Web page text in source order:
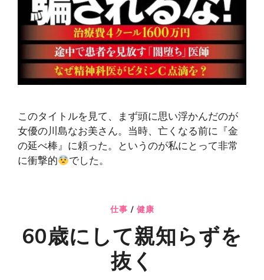
このタイトルを見て、まず頭に思い浮かんだのが
女優の川島なお美さん。当時、亡くなる前に『金
の延べ棒』に頼った。というのが私にとって非常
に衝撃的
でした。
仕事 / 健康
60歳にして親知らずを
抜く